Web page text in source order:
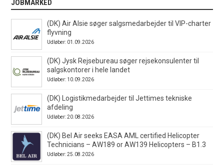
JOBMARKED
(DK) Air Alsie søger salgsmedarbejder til VIP-charter
flyvning
Udløber: 01.09.2026
(DK) Jysk Rejsebureau søger rejsekonsulenter til
salgskontorer i hele landet
Udløber: 10.09.2026
(DK) Logistikmedarbejder til Jettimes tekniske
afdeling
Udløber: 20.08.2026
(DK) Bel Air seeks EASA AML certified Helicopter
Technicians – AW189 or AW139 Helicopters – B1.3
Udløber: 25.08.2026